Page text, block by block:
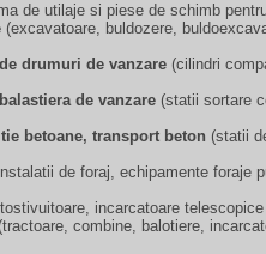
de utilaje si piese de schimb
(excavatoare, buldozere,
drumuri de vanzare (cilindri
de vanzare (statii sortare
betoane, transport beton (statii
de foraj, echipamente foraje
incarcatoare
combine, balotiere,